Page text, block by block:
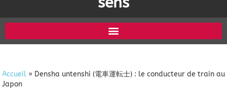
Accueil » Densha untenshi (電車運転士) : le conducteur de train au
Japon